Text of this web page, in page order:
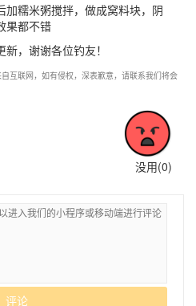
糯米粥搅拌，做成窝料块，阴
果都不错
，谢谢各位钓友！
互联网，如有侵权，深表歉意，请联系我们将会
没用(0)
评论